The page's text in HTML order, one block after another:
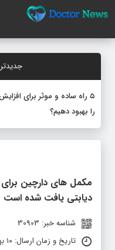
۵ راه ساده و موثر برای
را بهبود دهیم؟
مکمل های دارچین
دیابتی یافت شده است
شناسه خبر: 30903
تاریخ و زمان ارسال: ۱۰ بهمن ۱۴۰۲ ساعت ۰۹:۳۱